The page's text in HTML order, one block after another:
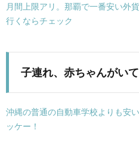
月間上限アリ。那覇で一番安い外
行くならチェック
子連れ、赤ちゃんがい
沖縄の普通の自動車学校よりも安
ッケー！